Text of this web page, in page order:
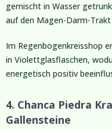
gemischt in Wasser
auf den Magen-Darm-
Im Regenbogenkreisshop
in Violettglasflaschen,
energetisch positiv
4. Chanca Piedra
Gallensteine